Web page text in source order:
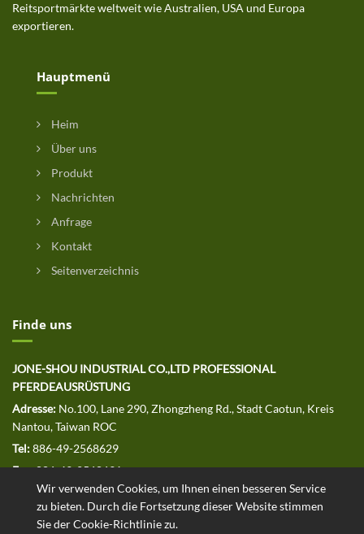
Wir verwenden Cookies, um Ihnen einen besseren Service
zu bieten. Durch die Fortsetzung dieser Website stimmen
Sie der Cookie-Richtlinie zu.
Reitsportmärkte weltweit wie Australien, USA und Europa
exportieren.
Hauptmenü
Heim
Über uns
Produkt
Nachrichten
Anfrage
Kontakt
Seitenverzeichnis
Finde uns
JONE-SHOU INDUSTRIAL CO.,LTD PROFESSIONAL
PFERDEAUSRÜSTUNG
Adresse: No.100, Lane 290, Zhongzheng Rd., Stadt Caotun, Kreis
Nantou, Taiwan ROC
Tel:886-49-2568629
Fax:886-49-2568691
E-MAIL: jssales@jone-shou.com